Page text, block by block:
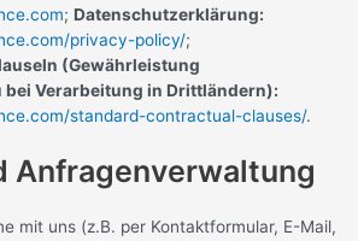
; Datenschutzerklärung:
privacy-policy/;
(Gewährleistung
Verarbeitung in Drittländern):
standard-contractual-clauses/.
Anfragenverwaltung
mit uns (z.B. per Kontaktformular, E-Mail,